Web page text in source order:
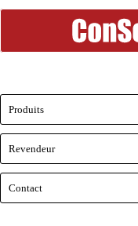
Produits
Revendeur
Contact